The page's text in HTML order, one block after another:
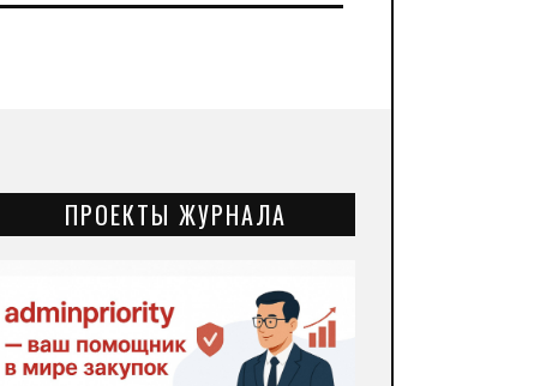
ПРОЕКТЫ ЖУРНАЛА